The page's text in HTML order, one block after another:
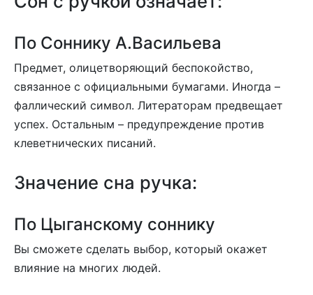
По Соннику А.Васильева
Предмет, олицетворяющий беспокойство,
связанное с официальными бумагами. Иногда –
фаллический символ. Литераторам предвещает
успех. Остальным – предупреждение против
клеветнических писаний.
Значение сна ручка:
По Цыганскому соннику
Вы сможете сделать выбор, который окажет
влияние на многих людей.